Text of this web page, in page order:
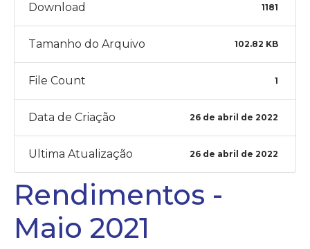
Download 1181
Tamanho do Arquivo 102.82 KB
File Count 1
Data de Criação 26 de abril de 2022
Ultima Atualização 26 de abril de 2022
Rendimentos -
Maio 2021